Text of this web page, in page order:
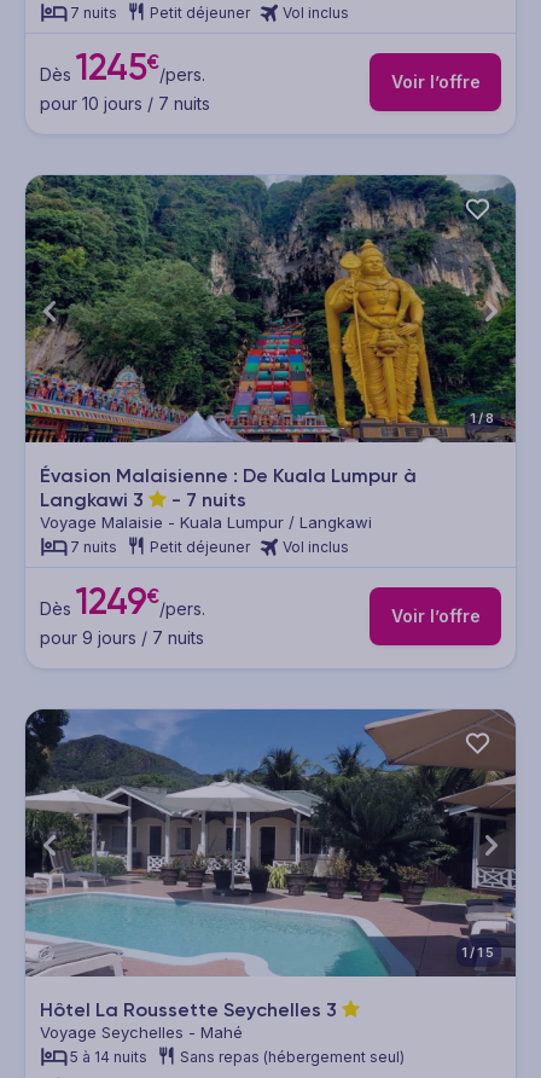
7 nuits Petit déjeuner Vol inclus
Dès 1245€/pers.
pour 10 jours / 7 nuits
Voir l’offre
1/8
Évasion Malaisienne : De Kuala Lumpur à
Langkawi 3 - 7 nuits
Voyage Malaisie - Kuala Lumpur / Langkawi
7 nuits Petit déjeuner Vol inclus
Dès 1249€/pers.
pour 9 jours / 7 nuits
Voir l’offre
1/15
Hôtel La Roussette Seychelles 3
Voyage Seychelles - Mahé
5 à 14 nuits
Sans repas (hébergement seul)